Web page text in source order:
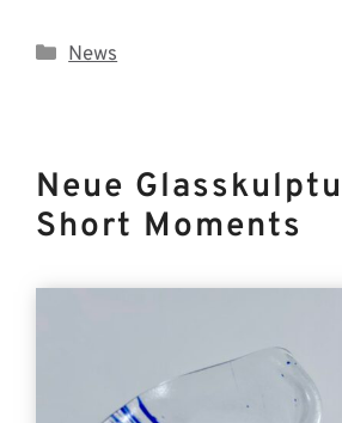
Kategorien
News
Neue
Short Moments